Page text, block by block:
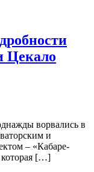
Цекало
ворвались в
и
– «Кабаре-
которая […]